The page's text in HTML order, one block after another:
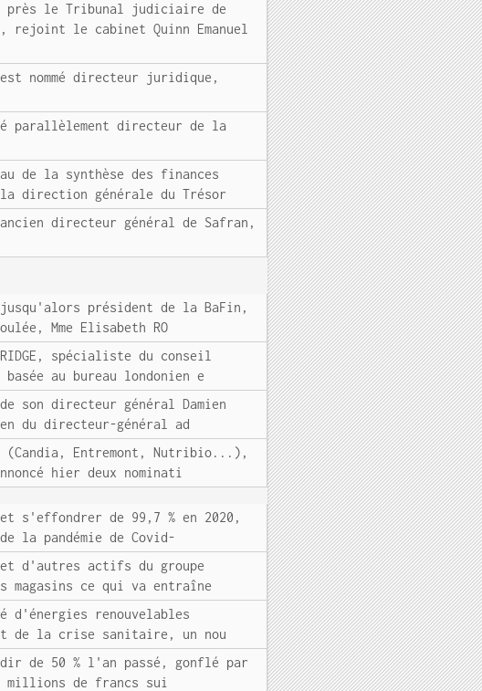
près le Tribunal judiciaire de
le cabinet Quinn Emanuel
nommé directeur juridique,
parallèlement directeur de la
de la synthèse des finances
direction générale du Trésor
directeur général de Safran,
président de la BaFin,
Mme Elisabeth RO
spécialiste du conseil
au bureau londonien e
son directeur général Damien
du directeur-général ad
Entremont, Nutribio...),
hier deux nominati
s'effondrer de 99,7 % en 2020,
la pandémie de Covid-
d'autres actifs du groupe
ce qui va entraîne
renouvelables
de la crise sanitaire, un nou
de 50 % l'an passé, gonflé par
millions de francs sui